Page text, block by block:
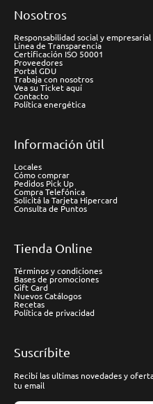
Nosotros
Responsabilidad social y empresarial
Línea de Transparencia
Certificación ISO 50001
Proveedores
Portal GDU
Trabaja con nosotros
Vea su Ticket aquí
Contacto
Política energética
Información útil
Locales
Cómo comprar
Pedidos Pick Up
Compra Telefónica
Solicitá la Tarjeta Hipercard
Consulta de Puntos
Tienda Online
Términos y condiciones
Bases de promociones
Gift Card
Nuevos Catálogos
Recetas
Política de privacidad
Suscríbite
Recibí las ultimas novedades y
tu email